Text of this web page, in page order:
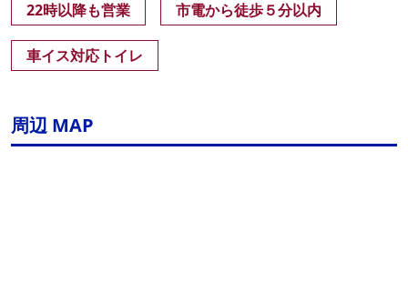
22時以降も営業 市電から徒歩５分以内
車イス対応トイレ
周辺 MAP